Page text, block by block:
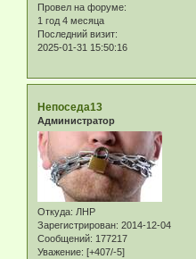
Провел на форуме:
1 год 4 месяца
Последний визит:
2025-01-31 15:50:16
Непоседа13
Администратор
Откуда: ЛНР
Зарегистрирован: 2014-12-04
Сообщений: 177217
Уважение: [+407/-5]